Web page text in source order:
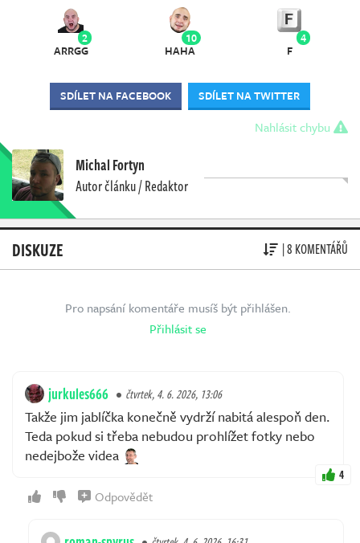
2
ARRGG
10
HAHA
4
F
SDÍLET NA FACEBOOK SDÍLET NA TWITTER
Nahlásit chybu
Michal Fortyn
Autor článku / Redaktor
DISKUZE | 8 KOMENTÁŘŮ
Pro napsání komentáře musíš být přihlášen.
Přihlásit se
jurkules666 čtvrtek, 4. 6. 2026, 13:06
Takže jim jablíčka konečně vydrží nabitá alespoň den.
Teda pokud si třeba nebudou prohlížet fotky nebo
nedejbože videa
4
Odpovědět